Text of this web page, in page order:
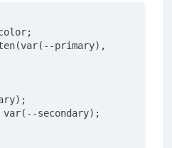
var
var(--secondary);